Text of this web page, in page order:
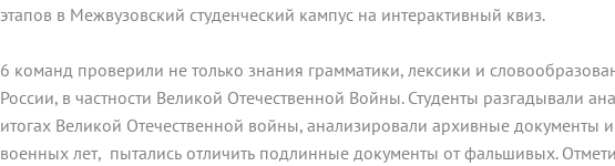
этапов в Межвузовский студенческий кампус на интерактивный квиз.
6 команд проверили не только знания грамматики, лексики и
России, в частности Великой Отечественной Войны. Студенты разгадывали
итогах Великой Отечественной войны, анализировали архивные документы
военных лет, пытались отличить подлинные документы от фальшивых.